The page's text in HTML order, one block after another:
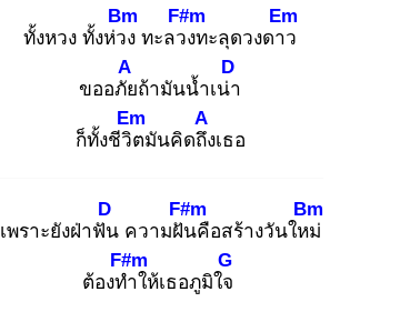
ทั้งหวง ทั้งห่วง
Bm
ทะลวง
F#m
ทะลุดวงดาว
Em
ขออภัย
A
ถ้ามันน้ำเน่า
D
ก็ทั้งชีวิต
Em
มันคิดถึง
A
เธอ
เพราะยังฝ่าฟัน
D
ความฝัน
F#m
คือสร้างวันใหม่
Bm
ต้องทำ
F#m
ให้เธอภูมิใจ
G